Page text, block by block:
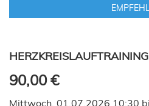
HERZKREISLAUFTRAINING
90,00 €
Mittwoch, 01.07.2026 10:30